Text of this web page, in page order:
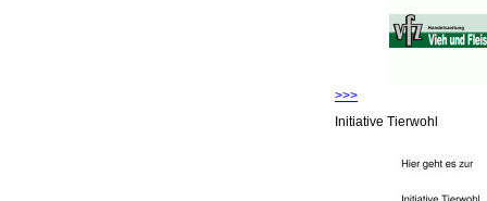
>>>
Initiative Tierwohl